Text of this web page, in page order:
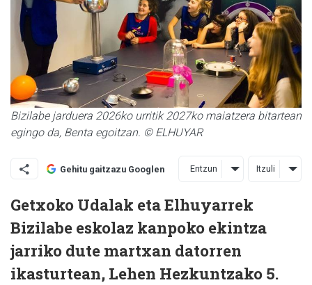
Bizilabe jarduera 2026ko urritik 2027ko maiatzera bitartean
egingo da, Benta egoitzan. © ELHUYAR
Gehitu gaitzazu Googlen Entzun Itzuli
Getxoko Udalak eta Elhuyarrek
Bizilabe eskolaz kanpoko ekintza
jarriko dute martxan datorren
ikasturtean, Lehen Hezkuntzako 5.